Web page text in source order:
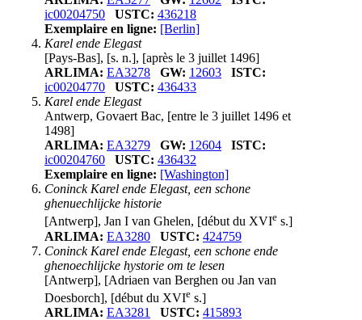
ic00204750
USTC: 436218
Exemplaire en ligne: [Berlin]
Karel ende Elegast
[Pays-Bas], [s. n.], [après le 3 juillet 1496]
ARLIMA: EA3278 GW: 12603
ISTC:
ic00204770
USTC: 436433
Karel ende Elegast
Antwerp, Govaert Bac, [entre le 3 juillet 1496 et
1498]
ARLIMA: EA3279 GW: 12604
ISTC:
ic00204760
USTC: 436432
Exemplaire en ligne: [Washington]
Coninck Karel ende Elegast, een schone
ghenuechlijcke historie
[Antwerp], Jan I van Ghelen, [début du XVIe s.]
ARLIMA: EA3280 USTC: 424759
Coninck Karel ende Elegast, een schone ende
ghenoechlijcke hystorie om te lesen
[Antwerp], [Adriaen van Berghen ou Jan van
Doesborch], [début du XVIe s.]
ARLIMA: EA3281 USTC: 415893